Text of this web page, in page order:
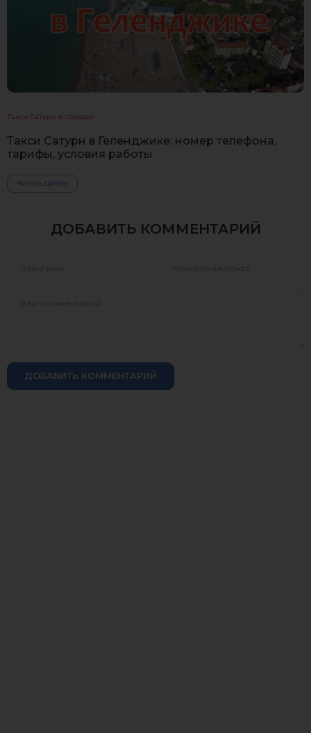
Такси Сатурн в городах
Такси Сатурн в Геленджике: номер телефона,
тарифы, условия работы
Читать далее
ДОБАВИТЬ КОММЕНТАРИЙ
ДОБАВИТЬ КОММЕНТАРИЙ